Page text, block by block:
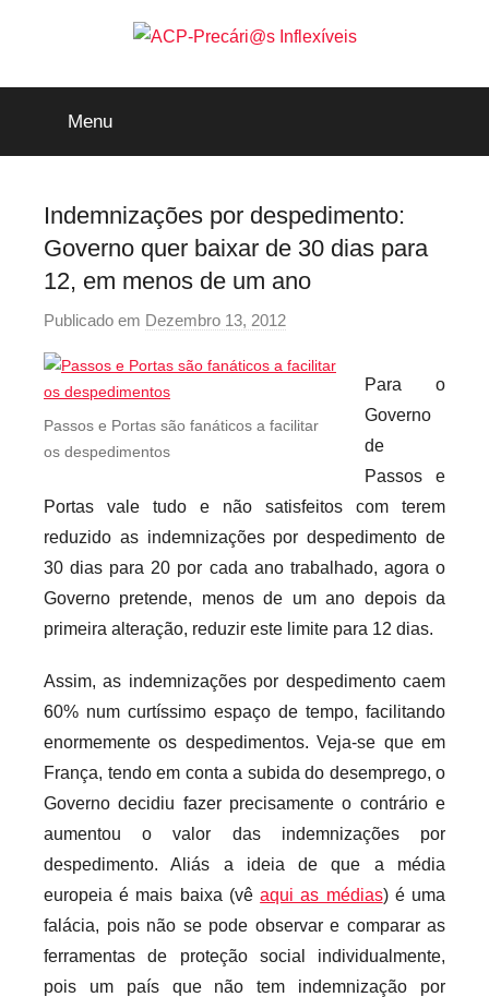
ACP-
Precári@s
Inflexíveis
Menu
Indemnizações por despedimento:
Governo quer baixar de 30 dias para
12, em menos de um ano
Publicado em Dezembro 13, 2012
r
r
a
r
o
s
n
f
l
e
x
i
e
Passos e Portas são fanáticos a facilitar
os despedimentos
Para o
Governo
de
Passos e
Portas vale tudo e não satisfeitos com terem
reduzido as indemnizações por despedimento de
30 dias para 20 por cada ano trabalhado, agora o
Governo pretende, menos de um ano depois da
primeira alteração, reduzir este limite para 12 dias.
Assim, as indemnizações por despedimento caem
60% num curtíssimo espaço de tempo, facilitando
enormemente os despedimentos. Veja-se que em
França, tendo em conta a subida do desemprego, o
Governo decidiu fazer precisamente o contrário e
aumentou o valor das indemnizações por
despedimento. Aliás a ideia de que a média
europeia é mais baixa (vêaqui as médias) é uma
falácia, pois não se pode observar e comparar as
ferramentas de proteção social individualmente,
pois um país que não tem indemnização por